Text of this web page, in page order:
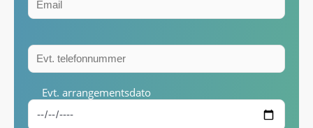
Evt. arrangementsdato